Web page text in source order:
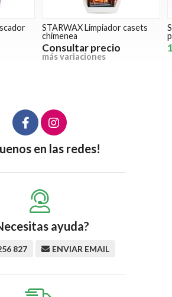
casets
STARWAX Limpiador para
parquet
12,20€
en las redes!
ayuda?
827 ENVIAR EMAIL